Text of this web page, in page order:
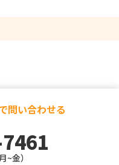
問い合わせる
~金）